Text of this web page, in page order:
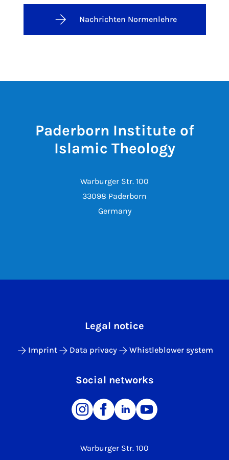
Nachrichten Normenlehre
Paderborn Institute of
Islamic Theology
Warburger Str. 100
33098 Paderborn
Germany
Warburger Str. 100
Legal notice
Imprint Data privacy Whistleblower system
Social networks